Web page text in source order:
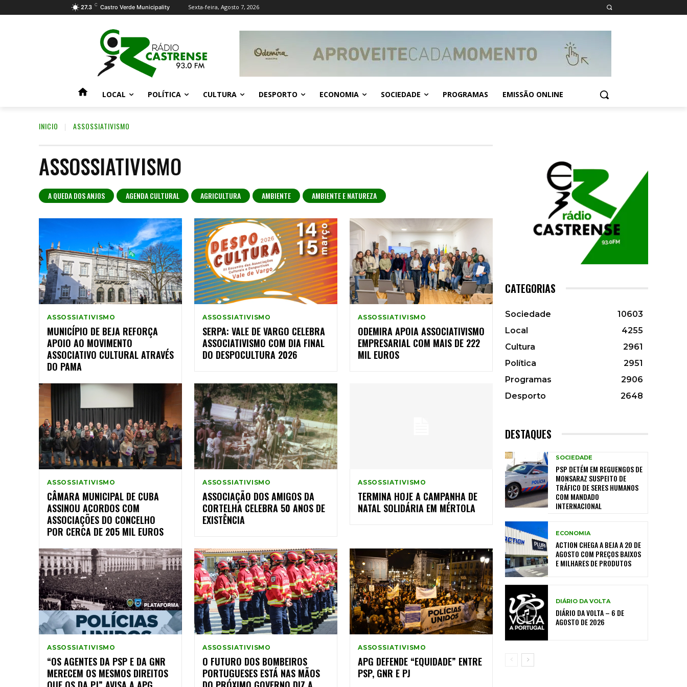
27.3 C Castro Verde Municipality Sexta-feira, Agosto 7, 2026
LOCAL POLÍTICA CULTURA DESPORTO ECONOMIA SOCIEDADE PROGRAMAS EMISSÃO ONLINE
INICIO ASSOSSIATIVISMO
ASSOSSIATIVISMO
A QUEDA DOS ANJOS AGENDA CULTURAL AGRICULTURA AMBIENTE AMBIENTE E NATUREZA
ASSOSSIATIVISMO
MUNICÍPIO DE BEJA REFORÇA
APOIO AO MOVIMENTO
ASSOCIATIVO CULTURAL ATRAVÉS
DO PAMA
ASSOSSIATIVISMO
SERPA: VALE DE VARGO CELEBRA
ASSOCIATIVISMO COM DIA FINAL
DO DESPOCULTURA 2026
ASSOSSIATIVISMO
ODEMIRA APOIA ASSOCIATIVISMO
EMPRESARIAL COM MAIS DE 222
MIL EUROS
ASSOSSIATIVISMO
CÂMARA MUNICIPAL DE CUBA
ASSINOU ACORDOS COM
ASSOCIAÇÕES DO CONCELHO
POR CERCA DE 205 MIL EUROS
ASSOSSIATIVISMO
ASSOCIAÇÃO DOS AMIGOS DA
CORTELHA CELEBRA 50 ANOS DE
EXISTÊNCIA
ASSOSSIATIVISMO
TERMINA HOJE A CAMPANHA DE
NATAL SOLIDÁRIA EM MÉRTOLA
ASSOSSIATIVISMO
“OS AGENTES DA PSP E DA GNR
MERECEM OS MESMOS DIREITOS
ASSOSSIATIVISMO
O FUTURO DOS BOMBEIROS
PORTUGUESES ESTÁ NAS MÃOS
ASSOSSIATIVISMO
APG DEFENDE “EQUIDADE” ENTRE
PSP, GNR E PJ
CATEGORIAS
Sociedade
10603
Local
4255
Cultura
2961
Política
2951
Programas
2906
Desporto
2648
DESTAQUES
SOCIEDADE
PSP DETÉM EM REGUENGOS DE
MONSARAZ SUSPEITO DE
TRÁFICO DE SERES HUMANOS
COM MANDADO
INTERNACIONAL
ECONOMIA
ACTION CHEGA A BEJA A 20 DE
AGOSTO COM PREÇOS BAIXOS
E MILHARES DE PRODUTOS
DIÁRIO DA VOLTA
DIÁRIO DA VOLTA – 6 DE
AGOSTO DE 2026